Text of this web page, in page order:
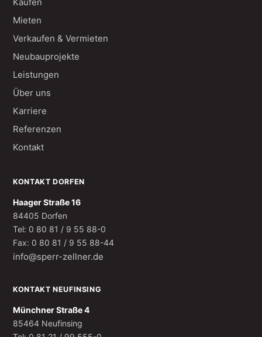
Mieten
Verkaufen & Vermieten
Neubauprojekte
Leistungen
Über uns
Karriere
Referenzen
Kontakt
KONTAKT DORFEN
Haager Straße 16
84405 Dorfen
Tel: 0 80 81 / 9 55 88-0
Fax: 0 80 81 / 9 55 88-44
info@sperr-zellner.de
KONTAKT NEUFINSING
Münchner Straße 4
85464 Neufinsing